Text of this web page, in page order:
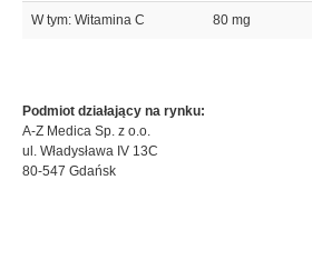
W tym: Witamina C 80 mg
Podmiot działający na rynku:
A-Z Medica Sp. z o.o.
ul. Władysława IV 13C
80-547 Gdańsk